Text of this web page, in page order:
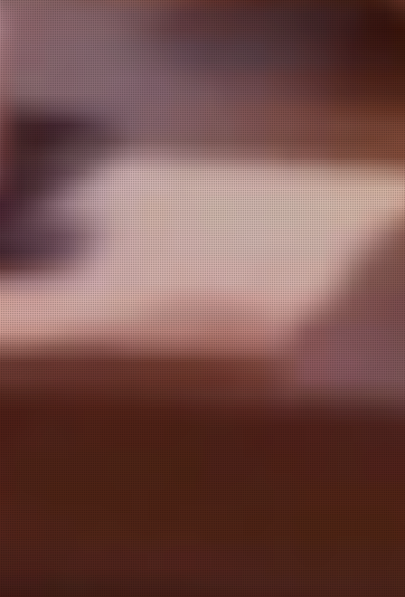
だから肌に優しくなめらかで、
赤ちゃんの
温泉デビューにもおすすめ！
ご夕食は個室会場確約なので、
ゆったり
お過ごしいただけます。
貸出品も充実しておりますの
で、
ぜひチェックしてみてくださ
い！
か？
【10名様以上でご予約可能なプ
ランです】
5～6名様1室利用で、1名様
15,400円（税込）～
※入湯税150円は別途
いろいろな特典がついていま
す！